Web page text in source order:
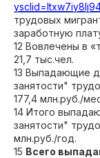
трудовых
заработную
12 Вовлечены в
21,7 тыс.чел.
13 Выпадающие
занятости"
177,4 млн.руб./
14 Итого
занятости"
млн.руб./год.
15 Всего